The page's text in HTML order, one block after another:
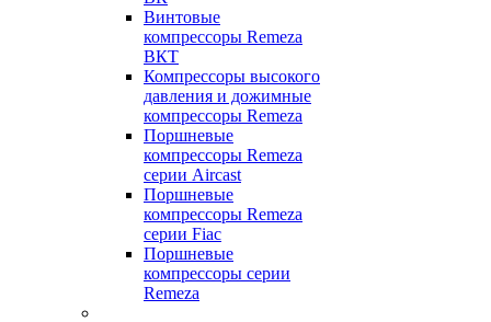
Винтовые
компрессоры Remeza
ВКТ
Компрессоры высокого
давления и дожимные
компрессоры Remeza
Поршневые
компрессоры Remeza
серии Aircast
Поршневые
компрессоры Remeza
серии Fiac
Поршневые
компрессоры серии
Remeza